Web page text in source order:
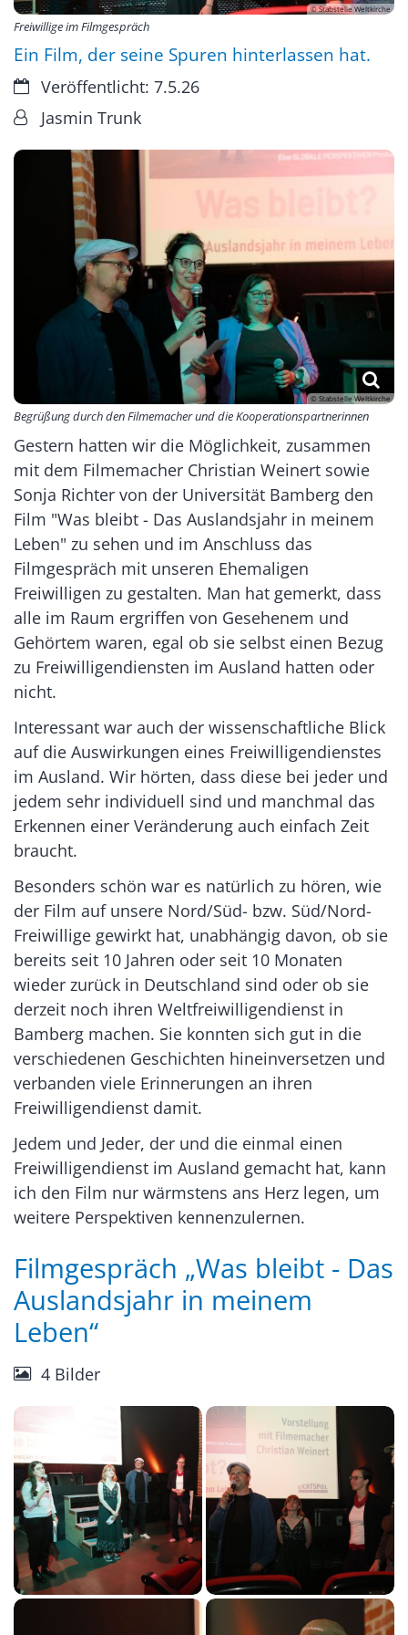
© Stabstelle Weltkirche
Freiwillige im Filmgespräch
Ein Film, der seine Spuren hinterlassen hat.
Datum:Veröffentlicht: 7.5.26
Von:Jasmin Trunk
© Stabstelle Weltkirche
Begrüßung durch den Filmemacher und die Kooperationspartnerinnen
Gestern hatten wir die Möglichkeit, zusammen
mit dem Filmemacher Christian Weinert sowie
Sonja Richter von der Universität Bamberg den
Film "Was bleibt - Das Auslandsjahr in meinem
Leben" zu sehen und im Anschluss das
Filmgespräch mit unseren Ehemaligen
Freiwilligen zu gestalten. Man hat gemerkt, dass
alle im Raum ergriffen von Gesehenem und
Gehörtem waren, egal ob sie selbst einen Bezug
zu Freiwilligendiensten im Ausland hatten oder
nicht.
Interessant war auch der wissenschaftliche Blick
auf die Auswirkungen eines Freiwilligendienstes
im Ausland. Wir hörten, dass diese bei jeder und
jedem sehr individuell sind und manchmal das
Erkennen einer Veränderung auch einfach Zeit
braucht.
Besonders schön war es natürlich zu hören, wie
der Film auf unsere Nord/Süd- bzw. Süd/Nord-
Freiwillige gewirkt hat, unabhängig davon, ob sie
bereits seit 10 Jahren oder seit 10 Monaten
wieder zurück in Deutschland sind oder ob sie
derzeit noch ihren Weltfreiwilligendienst in
Bamberg machen. Sie konnten sich gut in die
verschiedenen Geschichten hineinversetzen und
verbanden viele Erinnerungen an ihren
Freiwilligendienst damit.
Jedem und Jeder, der und die einmal einen
Freiwilligendienst im Ausland gemacht hat, kann
ich den Film nur wärmstens ans Herz legen, um
weitere Perspektiven kennenzulernen.
Filmgespräch „Was bleibt - Das
Auslandsjahr in meinem
Leben“
4 Bilder